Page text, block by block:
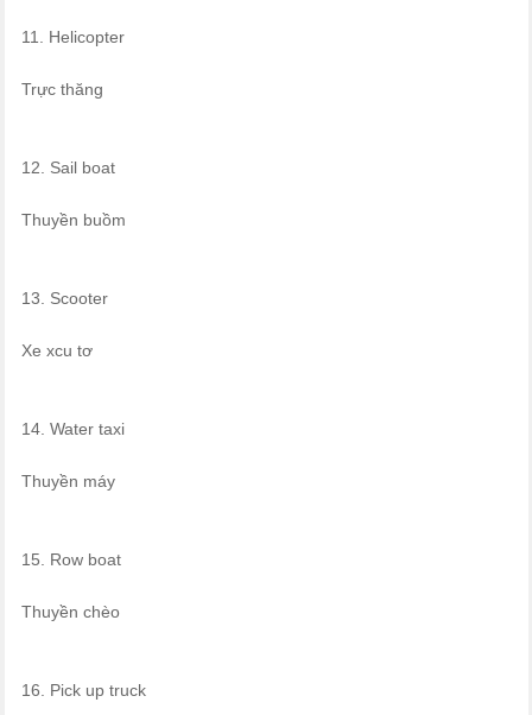
11. Helicopter
Trực thăng
12. Sail boat
Thuyền buồm
13. Scooter
Xe xcu tơ
14. Water taxi
Thuyền máy
15. Row boat
Thuyền chèo
16. Pick up truck